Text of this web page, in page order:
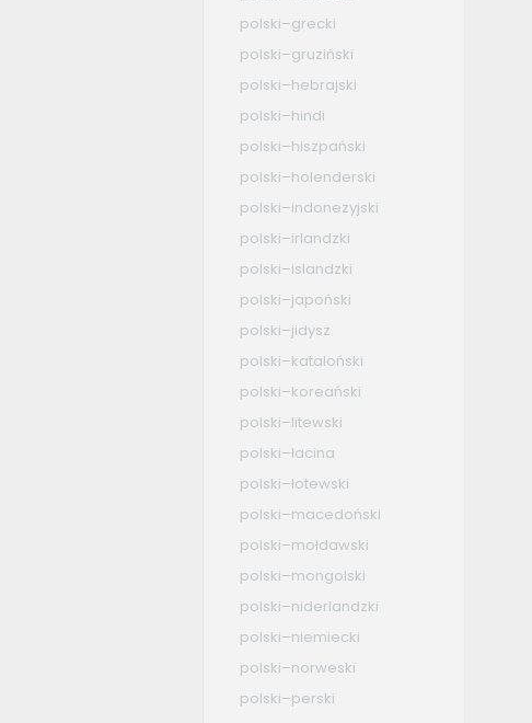
polski–grecki
polski–gruziński
polski–hebrajski
polski–hindi
polski–hiszpański
polski–holenderski
polski–indonezyjski
polski–irlandzki
polski–islandzki
polski–japoński
polski–jidysz
polski–kataloński
polski–koreański
polski–litewski
polski–łacina
polski–łotewski
polski–macedoński
polski–mołdawski
polski–mongolski
polski–niderlandzki
polski–niemiecki
polski–norweski
polski–perski